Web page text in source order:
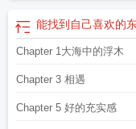
能找到自己喜欢的
Chapter 1大海中的浮木
Chapter 3 相遇
Chapter 5 好的充实感